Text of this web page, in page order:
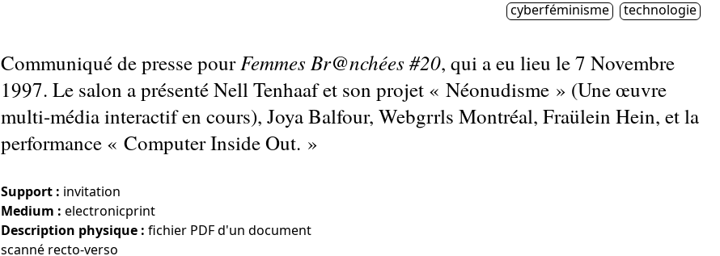
cyberféminisme technologie
Communiqué de presse pourFemmes Br@nchées #20, qui a eu lieu le 7 Novembre
1997. Le salon a présenté Nell Tenhaaf et son projet « Néonudisme » (Une œuvre
multi-média interactif en cours), Joya Balfour, Webgrrls Montréal, Fraülein Hein, et la
performance « Computer Inside Out. »
Support : invitation
Medium : electronicprint
Description physique : fichier PDF d'un document
scanné recto-verso